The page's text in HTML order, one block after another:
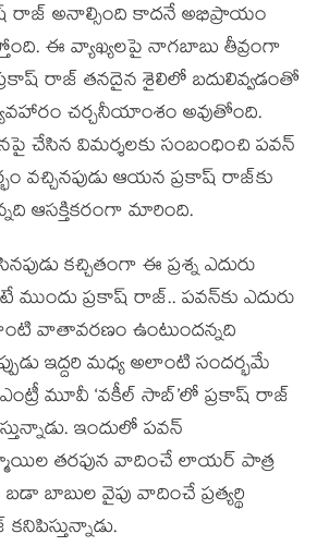
రాజ్ అనాల్సింది కాదనే అభిప్రాయం
ఈ వ్యాఖ్యలపై నాగబాబు తీవ్రంగా
రాజ్ తనదైన శైలిలో బదులివ్వడంతో
చర్చనీయాంశం అవుతోంది.
చేసిన విమర్శలకు సంబంధించి పవన్
వచ్చినపుడు ఆయన ప్రకాష్ రాజ్‌కు
ఆసక్తికరంగా మారింది.
కచ్చితంగా ఈ ప్రశ్న ఎదురు
ముందు ప్రకాష్ రాజ్.. పవన్‌కు ఎదురు
వాతావరణం ఉంటుందన్నది
ఇద్దరి మధ్య అలాంటి సందర్భమే
మూవీ ‘వకీల్ సాబ్’లో ప్రకాష్ రాజ్
ఇందులో పవన్‌
తరఫున వాదించే లాయర్ పాత్ర
బడా బాబుల వైపు వాదించే ప్రత్యర్థి